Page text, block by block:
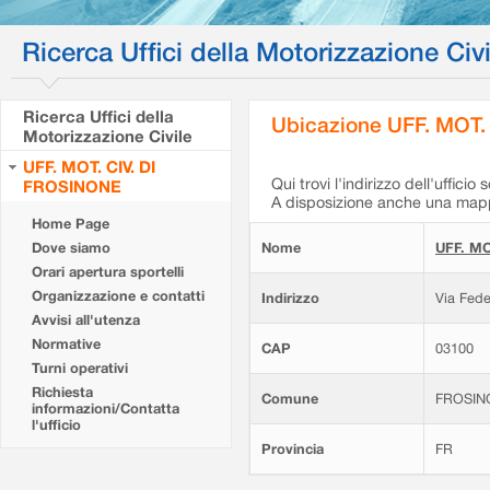
Ricerca Uffici della Motorizzazione
Ricerca Uffici della
Motorizzazione Civile
UFF. MOT. CIV. DI
FROSINONE
Home Page
Dove siamo
Orari apertura sportelli
Organizzazione e contatti
Avvisi all'utenza
Normative
Turni operativi
Richiesta
informazioni/Contatta
l'ufficio
Ubicazione UFF.
Qui trovi l'indirizzo dell'ufficio
A disposizione anche una
Nome UFF.
Indirizzo Via
CAP 03100
Comune
Provincia FR